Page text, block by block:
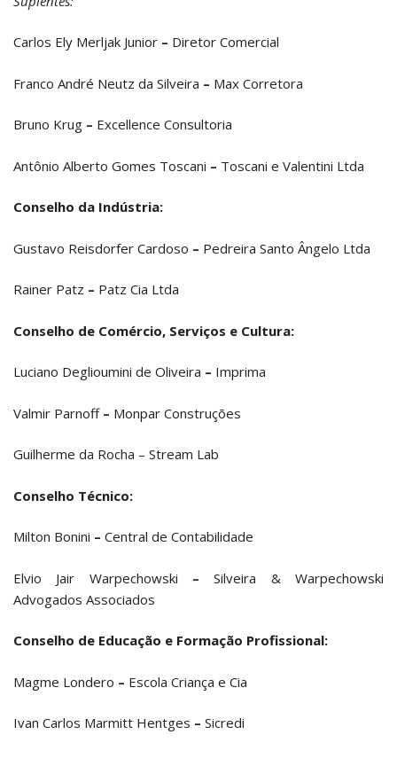
Carlos Ely Merljak Junior – Diretor Comercial
Franco André Neutz da Silveira – Max Corretora
Bruno Krug – Excellence Consultoria
Antônio Alberto Gomes Toscani – Toscani e Valentini Ltda
Conselho da Indústria:
Gustavo Reisdorfer Cardoso – Pedreira Santo Ângelo Ltda
Rainer Patz – Patz Cia Ltda
Conselho de Comércio, Serviços e Cultura:
Luciano Deglioumini de Oliveira – Imprima
Valmir Parnoff – Monpar Construções
Guilherme da Rocha – Stream Lab
Conselho Técnico:
Milton Bonini – Central de Contabilidade
Elvio Jair Warpechowski – Silveira & Warpechowski
Advogados Associados
Conselho de Educação e Formação Profissional:
Magme Londero – Escola Criança e Cia
Ivan Carlos Marmitt Hentges – Sicredi